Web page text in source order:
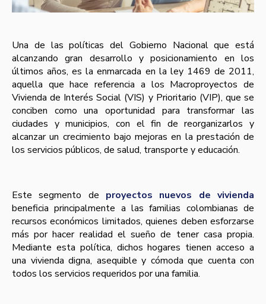
Una de las políticas del Gobierno Nacional que está
alcanzando gran desarrollo y posicionamiento en los
últimos años, es la enmarcada en la ley 1469 de 2011,
aquella que hace referencia a los Macroproyectos de
Vivienda de Interés Social (VIS) y Prioritario (VIP), que se
conciben como una oportunidad para transformar las
ciudades y municipios, con el fin de reorganizarlos y
alcanzar un crecimiento bajo mejoras en la prestación de
los servicios públicos, de salud, transporte y educación.
Este segmento de proyectos nuevos de vivienda
beneficia principalmente a las familias colombianas de
recursos económicos limitados, quienes deben esforzarse
más por hacer realidad el sueño de tener casa propia.
Mediante esta política, dichos hogares tienen acceso a
una vivienda digna, asequible y cómoda que cuenta con
todos los servicios requeridos por una familia.